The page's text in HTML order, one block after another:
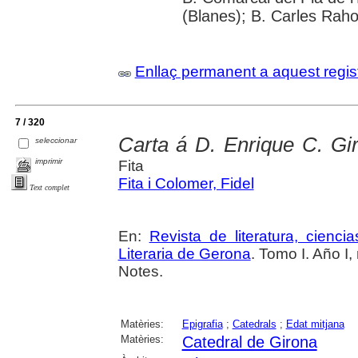
(Blanes); B. Carles
Enllaç permanent a aquest
7 / 320
seleccionar
imprimir
Text complet
Carta á D. Enrique C.
Fita
Fita i Colomer, Fidel
En: Revista de literatura,
Literaria de Gerona. Tomo I. Año
Notes.
Matèries: Epigrafia; Catedrals ; Edat mitjana
Matèries:
Catedral de Girona